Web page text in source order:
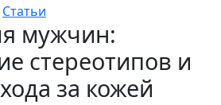
Статьи
мужчин:
стереотипов и
за кожей